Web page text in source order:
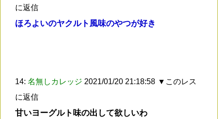
に返信
ほろよいのヤクルト風味のやつが好き
14: 名無しカレッジ 2021/01/20 21:18:58 ▼このレス
に返信
甘いヨーグルト味の出して欲しいわ